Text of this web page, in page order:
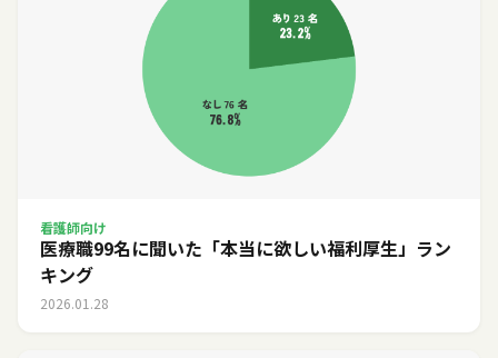
看護師向け
医療職99名に聞いた「本当に欲しい福利厚生」ラン
キング
2026.01.28